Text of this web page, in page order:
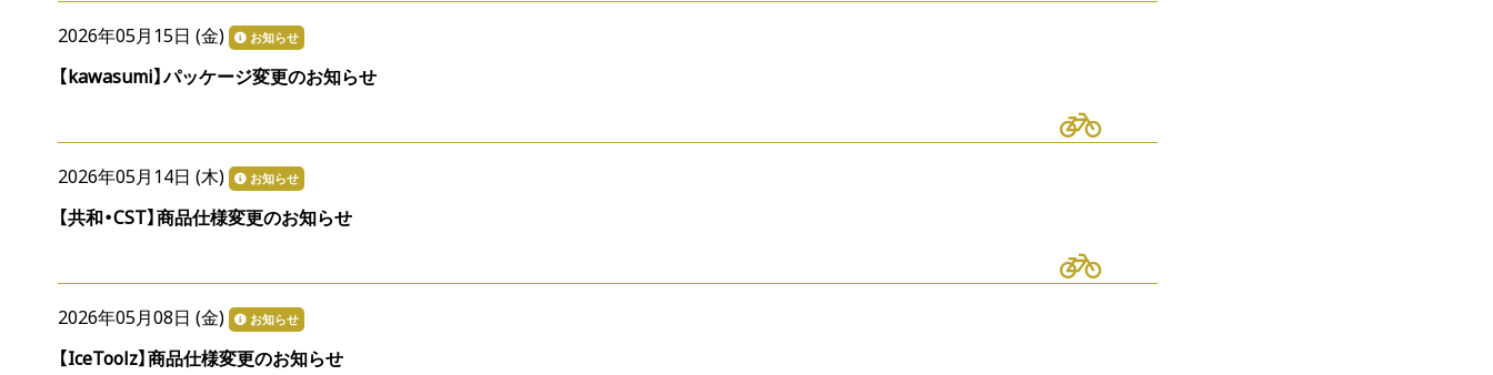
2026年05月15日 (金) お知らせ
【kawasumi】パッケージ変更のお知らせ
2026年05月14日 (木) お知らせ
【共和・CST】商品仕様変更のお知らせ
2026年05月08日 (金) お知らせ
【IceToolz】商品仕様変更のお知らせ